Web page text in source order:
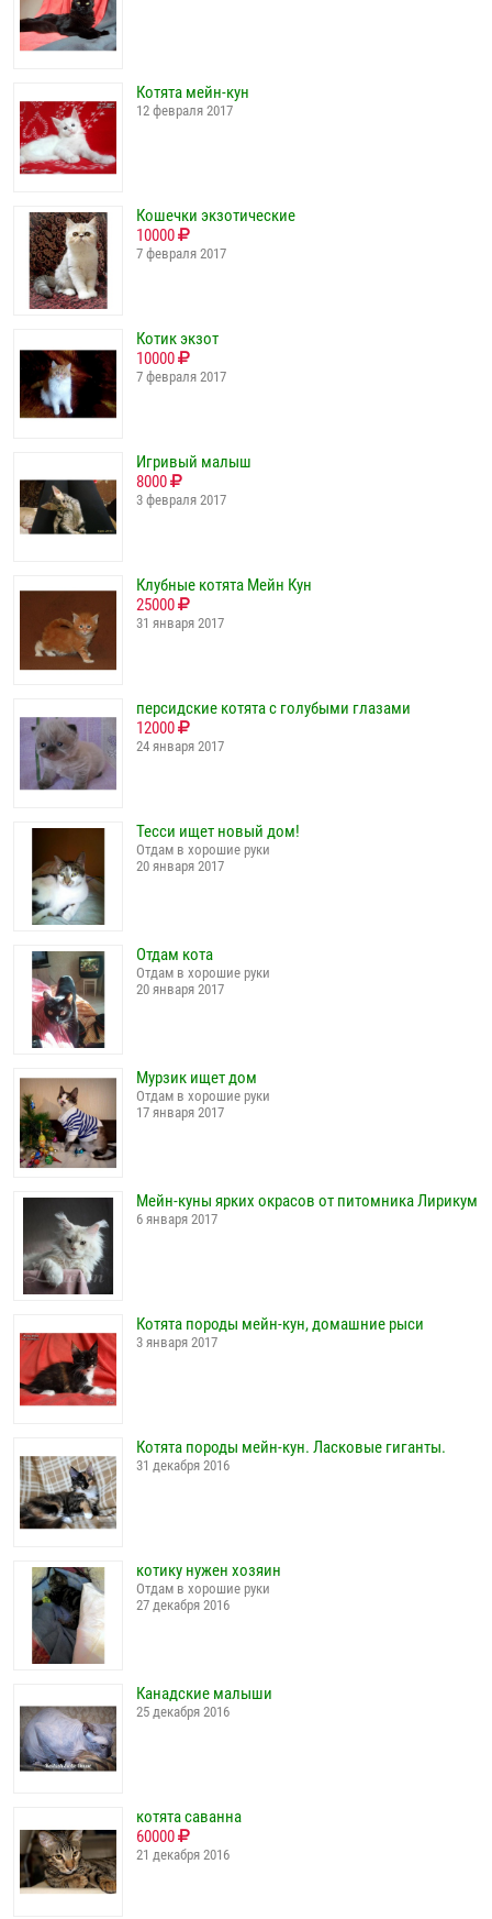
Котята мейн-кун
12 февраля 2017
Кошечки экзотические
10000
7 февраля 2017
Котик экзот
10000
7 февраля 2017
Игривый малыш
8000
3 февраля 2017
Клубные котята Мейн Кун
25000
31 января 2017
персидские котята с голубыми глазами
12000
24 января 2017
Тесси ищет новый дом!
Отдам в хорошие руки
20 января 2017
Отдам кота
Отдам в хорошие руки
20 января 2017
Мурзик ищет дом
Отдам в хорошие руки
17 января 2017
Мейн-куны ярких окрасов от питомника Лирикум
6 января 2017
Котята породы мейн-кун, домашние рыси
3 января 2017
Котята породы мейн-кун. Ласковые гиганты.
31 декабря 2016
котику нужен хозяин
Отдам в хорошие руки
27 декабря 2016
Канадские малыши
25 декабря 2016
котята саванна
60000
21 декабря 2016